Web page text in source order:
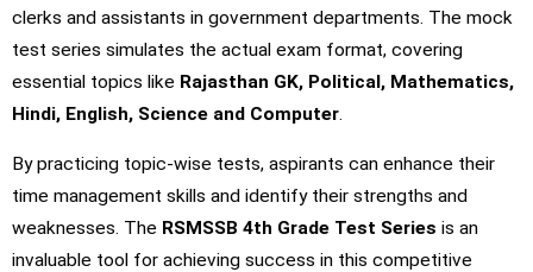
clerks and assistants in government departments. The mock
test series simulates the actual exam format, covering
essential topics like Rajasthan GK, Political, Mathematics,
Hindi, English, Science and Computer
By practicing topic-wise tests, aspirants can enhance their
time management skills and identify their strengths and
weaknesses. The RSMSSB 4th Grade Test Series is an
invaluable tool for achieving success in this competitive